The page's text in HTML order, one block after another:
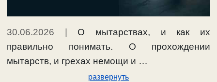
30.06.2026
О мытарствах, и как их
правильно понимать. О прохождении
мытарств, и грехах немощи и …
развернуть